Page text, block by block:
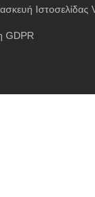
Ιστοσελίδας
GDPR